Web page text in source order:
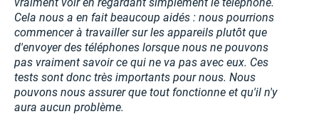
vraiment voir en regardant simplement le téléphone.
Cela nous a en fait beaucoup aidés : nous pourrions
commencer à travailler sur les appareils plutôt que
d'envoyer des téléphones lorsque nous ne pouvons
pas vraiment savoir ce qui ne va pas avec eux. Ces
tests sont donc très importants pour nous. Nous
pouvons nous assurer que tout fonctionne et qu'il n'y
aura aucun problème.